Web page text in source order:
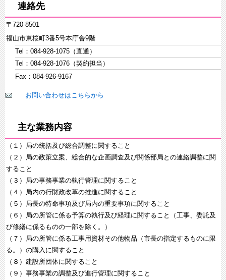
連絡先
〒720-8501
福山市東桜町3番5号本庁舎9階
Tel：084-928-1075（直通）
Tel：084-928-1076（契約担当）
Fax：084-926-9167
お問い合わせはこちらから
主な業務内容
（１）局の統括及び総合調整に関すること
（２）局の政策立案、総合的な企画調査及び関係部局との連絡調整に関
すること
（３）局の事務事業の執行管理に関すること
（４）局内の行財政改革の推進に関すること
（５）局長の特命事項及び局内の重要事項に関すること
（６）局の所管に係る予算の執行及び経理に関すること（工事、委託及
び修繕に係るものの一部を除く。）
（７）局の所管に係る工事用資材その他物品（市長の指定するものに限
る。）の購入に関すること
（８）建設所団体に関すること
（９）事務事業の調整及び進行管理に関すること